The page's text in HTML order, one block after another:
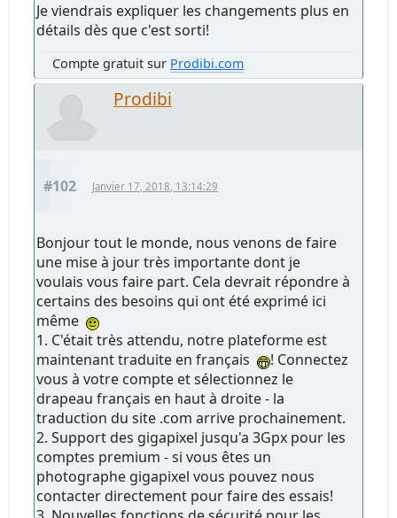
Je viendrais expliquer les changements plus en
détails dès que c'est sorti!
Compte gratuit sur Prodibi.com
Prodibi
#102 Janvier 17, 2018, 13:14:29
Bonjour tout le monde, nous venons de faire
une mise à jour très importante dont je
voulais vous faire part. Cela devrait répondre à
certains des besoins qui ont été exprimé ici
même
1. C'était très attendu, notre plateforme est
maintenant traduite en français
! Connectez
vous à votre compte et sélectionnez le
drapeau français en haut à droite - la
traduction du site .com arrive prochainement.
2. Support des gigapixel jusqu'a 3Gpx pour les
comptes premium - si vous êtes un
photographe gigapixel vous pouvez nous
contacter directement pour faire des essais!